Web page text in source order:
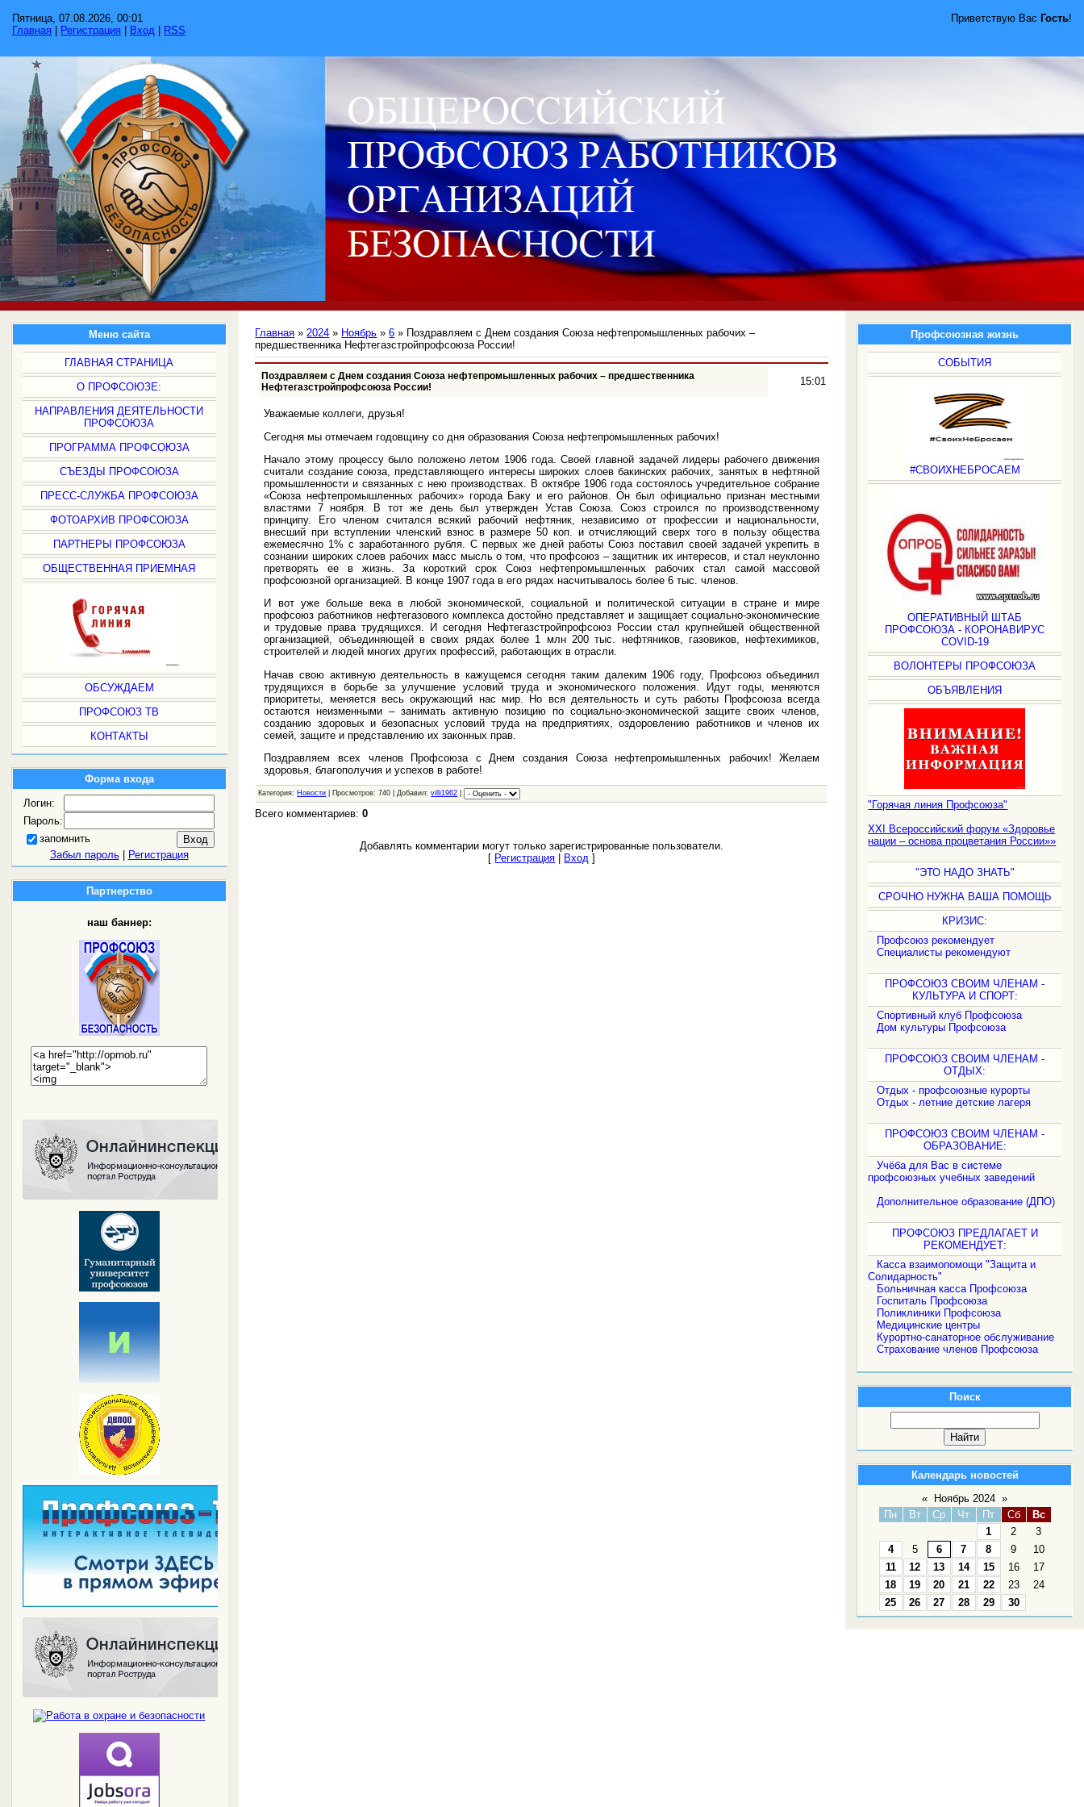
Приветствую Вас Гость!
Пятница, 07.08.2026, 00:01
Главная
Регистрация Вход RSS
Меню сайта
ГЛАВНАЯ СТРАНИЦА
О ПРОФСОЮЗЕ:
НАПРАВЛЕНИЯ ДЕЯТЕЛЬНОСТИ
ПРОФСОЮЗА
ПРОГРАММА ПРОФСОЮЗА
СЪЕЗДЫ ПРОФСОЮЗА
ПРЕСС-СЛУЖБА ПРОФСОЮЗА
ФОТОАРХИВ ПРОФСОЮЗА
ПАРТНЕРЫ ПРОФСОЮЗА
ОБЩЕСТВЕННАЯ ПРИЕМНАЯ
ОБСУЖДАЕМ
ПРОФСОЮЗ ТВ
КОНТАКТЫ
Форма входа
Логин:
Пароль:
запомнить
Забыл пароль| Регистрация
Партнерство
наш баннер:
Профсоюзная жизнь
СОБЫТИЯ
#СВОИХНЕБРОСАЕМ
ОПЕРАТИВНЫЙ ШТАБ
ПРОФСОЮЗА - КОРОНАВИРУС
COVID-19
ВОЛОНТЕРЫ ПРОФСОЮЗА
ОБЪЯВЛЕНИЯ
"Горячая линия Профсоюза"
XXI Всероссийский форум «Здоровье
нации – основа процветания России»»
"ЭТО НАДО ЗНАТЬ"
СРОЧНО НУЖНА ВАША ПОМОЩЬ
КРИЗИС:
Профсоюз рекомендует
Специалисты рекомендуют
ПРОФСОЮЗ СВОИМ ЧЛЕНАМ -
КУЛЬТУРА И СПОРТ:
Спортивный клуб Профсоюза
Дом культуры Профсоюза
ПРОФСОЮЗ СВОИМ ЧЛЕНАМ -
ОТДЫХ:
Отдых - профсоюзные курорты
Отдых - летние детские лагеря
ПРОФСОЮЗ СВОИМ ЧЛЕНАМ -
ОБРАЗОВАНИЕ:
Учёба для Вас в системе
профсоюзных учебных заведений
Дополнительное образование (ДПО)
ПРОФСОЮЗ ПРЕДЛАГАЕТ И
РЕКОМЕНДУЕТ:
Касса взаимопомощи "Защита и
Солидарность"
Больничная касса Профсоюза
Госпиталь Профсоюза
Поликлиники Профсоюза
Медицинские центры
Курортно-санаторное обслуживание
Страхование членов Профсоюза
Поиск
Календарь новостей
«
Ноябрь 2024 »
Пн
Вт Ср Чт Пт Сб
Вс
1
2
3
4
5 6 7 8 9
10
11
12 13 14 15 16
17
18
19 20 21 22 23
24
25
26 27 28 29 30
Главная »2024 » Ноябрь » 6 » Поздравляем с Днем создания Союза нефтепромышленных рабочих –
предшественника Нефтегазстройпрофсоюза России!
Поздравляем с Днем создания Союза нефтепромышленных рабочих – предшественника
Нефтегазстройпрофсоюза России!
15:01
Уважаемые коллеги, друзья!
Сегодня мы отмечаем годовщину со дня образования Союза нефтепромышленных рабочих!
Начало этому процессу было положено летом 1906 года. Своей главной задачей лидеры рабочего движения
считали создание союза, представляющего интересы широких слоев бакинских рабочих, занятых в нефтяной
промышленности и связанных с нею производствах. В октябре 1906 года состоялось учредительное собрание
«Союза нефтепромышленных рабочих» города Баку и его районов. Он был официально признан местными
властями 7 ноября. В тот же день был утвержден Устав Союза. Союз строился по производственному
принципу. Его членом считался всякий рабочий нефтяник, независимо от профессии и национальности,
внесший при вступлении членский взнос в размере 50 коп. и отчисляющий сверх того в пользу общества
ежемесячно 1% с заработанного рубля. С первых же дней работы Союз поставил своей задачей укрепить в
сознании широких слоев рабочих масс мысль о том, что профсоюз – защитник их интересов, и стал неуклонно
претворять ее в жизнь. За короткий срок Союз нефтепромышленных рабочих стал самой массовой
профсоюзной организацией. В конце 1907 года в его рядах насчитывалось более 6 тыс. членов.
И вот уже больше века в любой экономической, социальной и политической ситуации в стране и мире
профсоюз работников нефтегазового комплекса достойно представляет и защищает социально-экономические
и трудовые права трудящихся. И сегодня Нефтегазстройпрофсоюз России стал крупнейшей общественной
организацией, объединяющей в своих рядах более 1 млн 200 тыс. нефтяников, газовиков, нефтехимиков,
строителей и людей многих других профессий, работающих в отрасли.
Начав свою активную деятельность в кажущемся сегодня таким далеким 1906 году, Профсоюз объединил
трудящихся в борьбе за улучшение условий труда и экономического положения. Идут годы, меняются
приоритеты, меняется весь окружающий нас мир. Но вся деятельность и суть работы Профсоюза всегда
остаются неизменными – занимать активную позицию по социально-экономической защите своих членов,
созданию здоровых и безопасных условий труда на предприятиях, оздоровлению работников и членов их
семей, защите и представлению их законных прав.
Поздравляем всех членов Профсоюза с Днем создания Союза нефтепромышленных рабочих! Желаем
здоровья, благополучия и успехов в работе!
Категория: Новости | Просмотров: 740 | Добавил:villi1962
Всего комментариев:0
Добавлять комментарии могут только зарегистрированные пользователи.
[ Регистрация Вход ]